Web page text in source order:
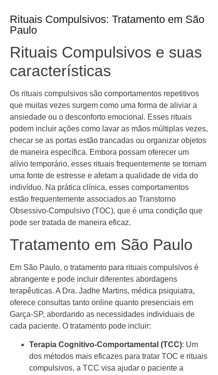
Rituais Compulsivos: Tratamento em São
Paulo
Rituais Compulsivos e suas
características
Os rituais compulsivos são comportamentos repetitivos
que muitas vezes surgem como uma forma de aliviar a
ansiedade ou o desconforto emocional. Esses rituais
podem incluir ações como lavar as mãos múltiplas vezes,
checar se as portas estão trancadas ou organizar objetos
de maneira específica. Embora possam oferecer um
alívio temporário, esses rituais frequentemente se tornam
uma fonte de estresse e afetam a qualidade de vida do
indivíduo. Na prática clínica, esses comportamentos
estão frequentemente associados ao Transtorno
Obsessivo-Compulsivo (TOC), que é uma condição que
pode ser tratada de maneira eficaz.
Tratamento em São Paulo
Em São Paulo, o tratamento para rituais compulsivos é
abrangente e pode incluir diferentes abordagens
terapêuticas. A Dra. Jadhe Martins, médica psiquiatra,
oferece consultas tanto online quanto presenciais em
Garça-SP, abordando as necessidades individuais de
cada paciente. O tratamento pode incluir:
Terapia Cognitivo-Comportamental (TCC): Um
dos métodos mais eficazes para tratar TOC e rituais
compulsivos, a TCC visa ajudar o paciente a